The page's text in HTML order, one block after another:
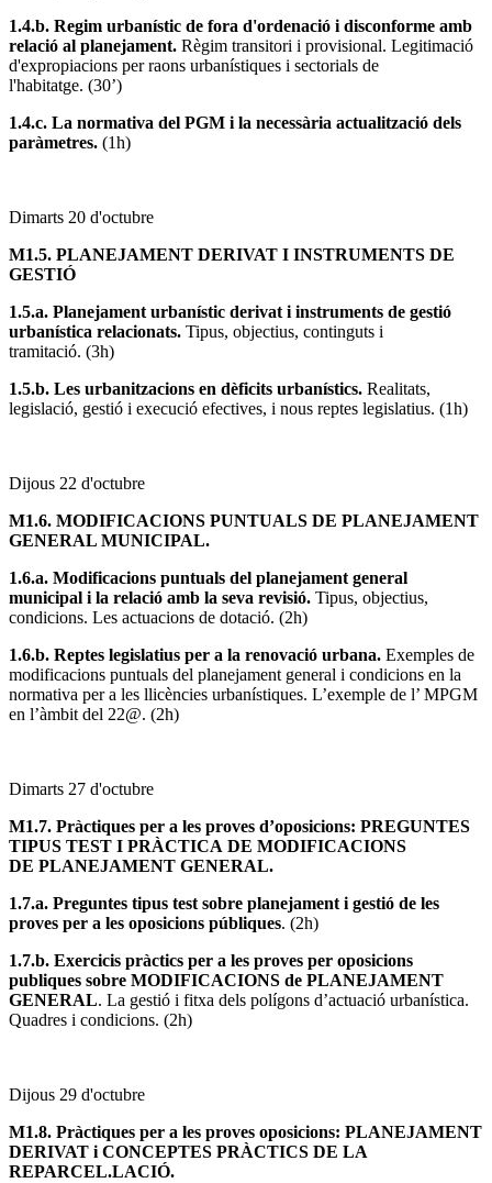
1.4.b. Regim urbanístic de fora d'ordenació i disconforme amb
relació al planejament. Règim transitori i provisional. Legitimació
d'expropiacions per raons urbanístiques i sectorials de
l'habitatge. (30’)
1.4.c. La normativa del PGM i la necessària actualització dels
paràmetres. (1h)
Dimarts 20 d'octubre
M1.5. PLANEJAMENT DERIVAT I INSTRUMENTS DE
GESTIÓ
1.5.a. Planejament urbanístic derivat i instruments de gestió
urbanística relacionats. Tipus, objectius, continguts i
tramitació. (3h)
1.5.b. Les urbanitzacions en dèficits urbanístics. Realitats,
legislació, gestió i execució efectives, i nous reptes legislatius. (1h)
Dijous 22 d'octubre
M1.6. MODIFICACIONS PUNTUALS DE PLANEJAMENT
GENERAL MUNICIPAL.
1.6.a. Modificacions puntuals del planejament general
municipal i la relació amb la seva revisió. Tipus, objectius,
condicions. Les actuacions de dotació. (2h)
1.6.b. Reptes legislatius per a la renovació urbana. Exemples de
modificacions puntuals del planejament general i condicions en la
normativa per a les llicències urbanístiques. L’exemple de l’ MPGM
en l’àmbit del 22@. (2h)
Dimarts 27 d'octubre
M1.7. Pràctiques per a les proves d’oposicions: PREGUNTES
TIPUS TEST I PRÀCTICA DE MODIFICACIONS
DE PLANEJAMENT GENERAL.
1.7.a. Preguntes tipus test sobre planejament i gestió de les
proves per a les oposicions públiques. (2h)
1.7.b. Exercicis pràctics per a les proves per oposicions
publiques sobre MODIFICACIONS de PLANEJAMENT
GENERAL. La gestió i fitxa dels polígons d’actuació urbanística.
Quadres i condicions. (2h)
Dijous 29 d'octubre
M1.8. Pràctiques per a les proves oposicions: PLANEJAMENT
DERIVAT i CONCEPTES PRÀCTICS DE LA
REPARCEL.LACIÓ.